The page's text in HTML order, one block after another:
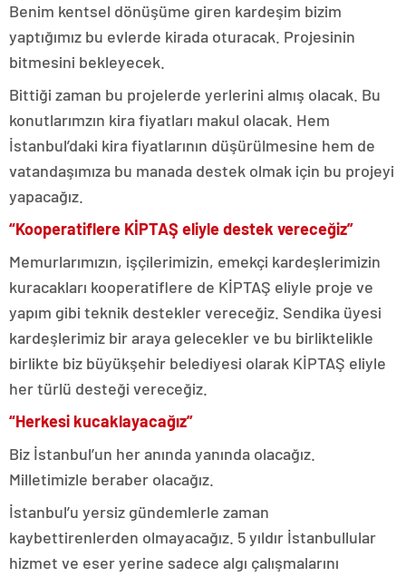
Benim kentsel dönüşüme giren kardeşim bizim
yaptığımız bu evlerde kirada oturacak. Projesinin
bitmesini bekleyecek.
Bittiği zaman bu projelerde yerlerini almış olacak. Bu
konutlarımzın kira fiyatları makul olacak. Hem
İstanbul’daki kira fiyatlarının düşürülmesine hem de
vatandaşımıza bu manada destek olmak için bu projeyi
yapacağız.
“Kooperatiflere KİPTAŞ eliyle destek vereceğiz”
Memurlarımızın, işçilerimizin, emekçi kardeşlerimizin
kuracakları kooperatiflere de KİPTAŞ eliyle proje ve
yapım gibi teknik destekler vereceğiz. Sendika üyesi
kardeşlerimiz bir araya gelecekler ve bu birliktelikle
birlikte biz büyükşehir belediyesi olarak KİPTAŞ eliyle
her türlü desteği vereceğiz.
“Herkesi kucaklayacağız”
Biz İstanbul’un her anında yanında olacağız.
Milletimizle beraber olacağız.
İstanbul’u yersiz gündemlerle zaman
kaybettirenlerden olmayacağız. 5 yıldır İstanbullular
hizmet ve eser yerine sadece algı çalışmalarını